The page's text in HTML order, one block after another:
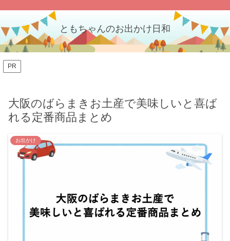
ともちゃんのお出かけ日和
PR
大阪のばらまきお土産で美味しいと喜ば
れる定番商品まとめ
お出かけ